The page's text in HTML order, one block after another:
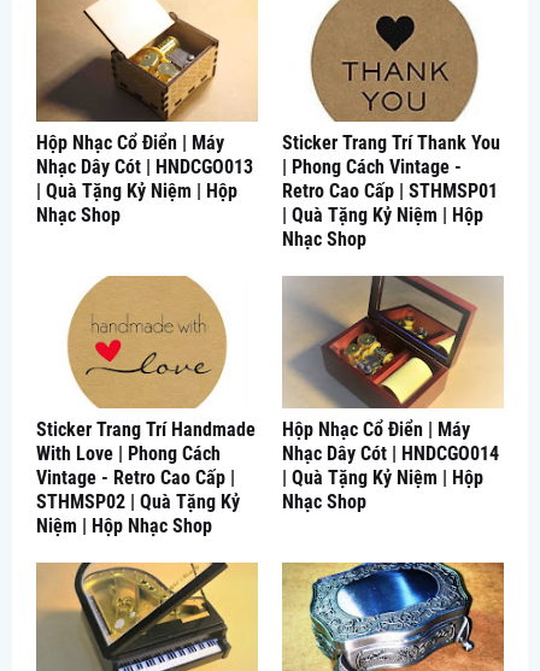
Hộp Nhạc Cổ Điển | Máy
Nhạc Dây Cót | HNDCGO013
| Quà Tặng Kỷ Niệm | Hộp
Nhạc Shop
Sticker Trang Trí Thank You
| Phong Cách Vintage -
Retro Cao Cấp | STHMSP01
| Quà Tặng Kỷ Niệm | Hộp
Nhạc Shop
Sticker Trang Trí Handmade
With Love | Phong Cách
Vintage - Retro Cao Cấp |
STHMSP02 | Quà Tặng Kỷ
Niệm | Hộp Nhạc Shop
Hộp Nhạc Cổ Điển | Máy
Nhạc Dây Cót | HNDCGO014
| Quà Tặng Kỷ Niệm | Hộp
Nhạc Shop